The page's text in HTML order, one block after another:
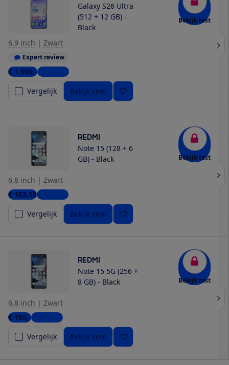
Galaxy S26 Ultra
(512 + 12 GB) -
Black
Bekijk test
6,9 inch | Zwart
Expert review
€ 1.099,-5 winkels
Vergelijk
Bekijk snel
REDMI
Note 15 (128 + 6
GB) - Black
Bekijk test
6,8 inch | Zwart
€ 163,586 winkels
Vergelijk
Bekijk snel
REDMI
Note 15 5G (256 +
8 GB) - Black
Bekijk test
6,8 inch | Zwart
€ 199,-5 winkels
Vergelijk
Bekijk snel